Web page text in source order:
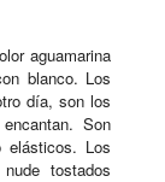
aguamarina
blanco. Los
día, son los
Son
elásticos. Los
tostados